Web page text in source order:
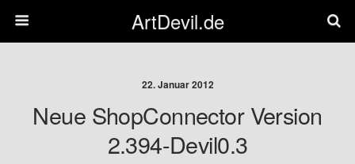
ArtDevil.de
22. Januar 2012
Neue ShopConnector Version
2.394-Devil0.3